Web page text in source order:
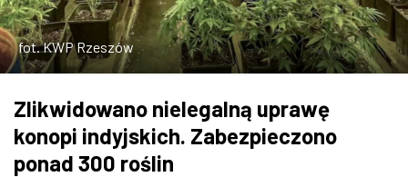
ZDJĘCIA
W RZESZOWIE
fot. KWP Rzeszów
Zlikwidowano nielegalną uprawę
konopi indyjskich. Zabezpieczono
ponad 300 roślin